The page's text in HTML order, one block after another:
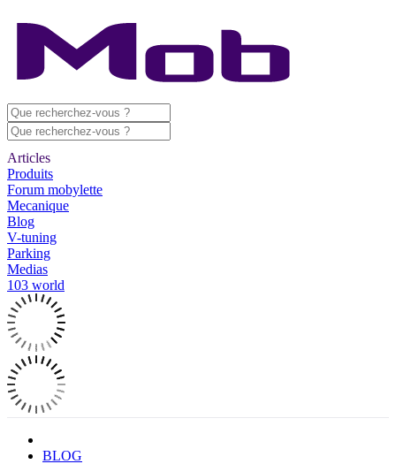
Articles
Produits
Forum mobylette
Mecanique
Blog
V-tuning
Parking
Medias
103 world
BLOG